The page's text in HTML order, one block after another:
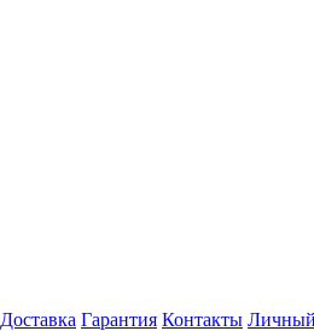
Доставка Гарантия Контакты